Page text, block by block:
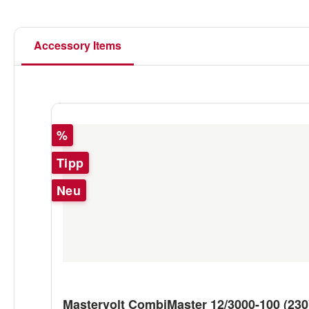
Accessory Items
Rabatt
%
Tipp
Neu
Mastervolt CombiMaster 12/3000-100